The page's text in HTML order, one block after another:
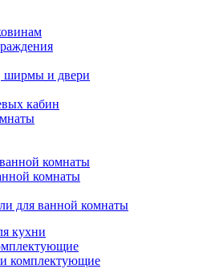
ширмы и двери
кабин
комнаты
комнаты
для ванной комнаты
кухни
комплектующие